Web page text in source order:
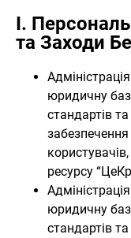
I.
та Заходи
юридичну
стандартів
ресурсу
юридичну
стандартів